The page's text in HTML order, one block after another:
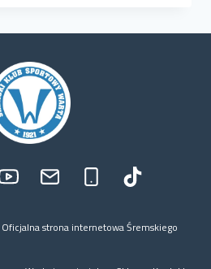
Oficjalna strona internetowa Śremskiego